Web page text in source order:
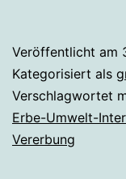
wenn
sie
nicht
vererbt
Veröffentlicht am
Kategorisiert als
Verschlagwortet
Erbe-Umwelt-
Vererbung